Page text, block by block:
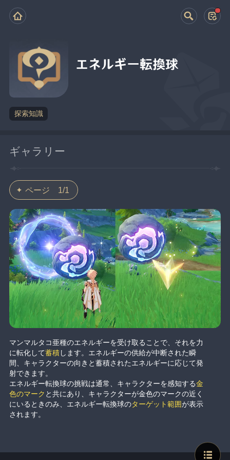
エネルギー転換球
探索知識
ギャラリー
ページ 1/1
マンマルタコ亜種のエネルギーを受け取ることで、それを力
に転化して蓄積します。エネルギーの供給が中断された瞬
間、キャラクターの向きと蓄積されたエネルギーに応じて発
射できます。
エネルギー転換球の挑戦は通常、キャラクターを感知する金
色のマーク と共にあり、キャラクターが金色のマークの近く
にいるときのみ、エネルギー転換球のターゲット範囲が表示
されます。